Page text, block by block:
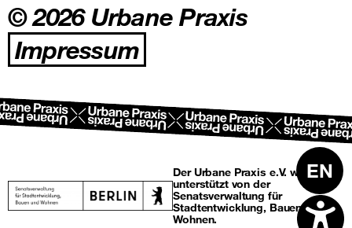
© 2026 Urbane Praxis
Impressum
Der Urbane Praxis e.V. wird
unterstützt von der
Senatsverwaltung für
Stadtentwicklung, Bauen und
Wohnen.
EN